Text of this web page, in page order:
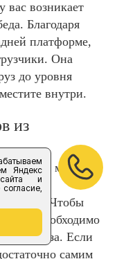
Яндекс
и
вас возникает
Благодаря
платформе,
Она
до уровня
внутри.
из
от многих
груза. Чтобы
вам необходимо
груза. Если
самим